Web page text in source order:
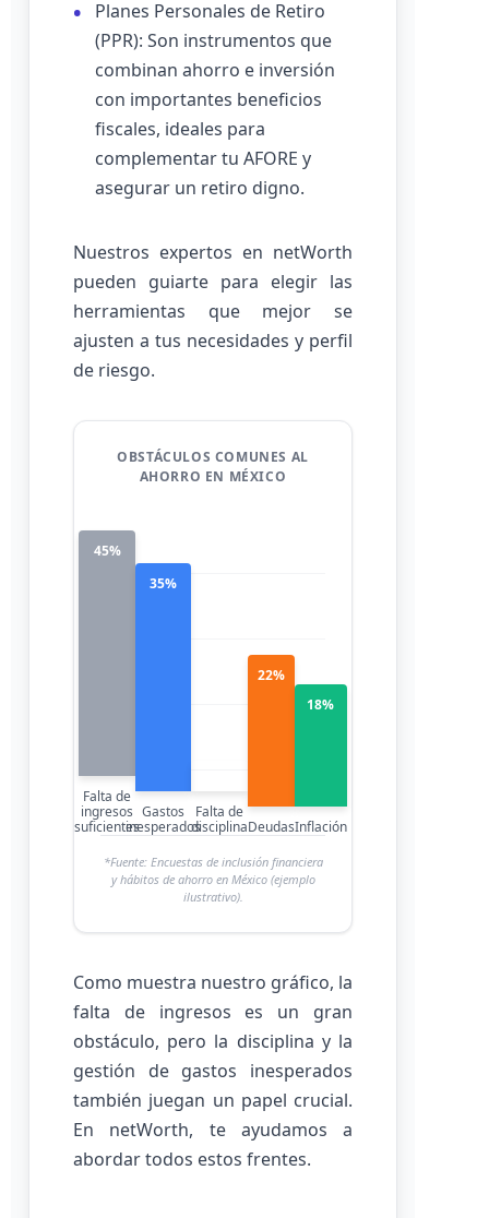
Planes Personales de Retiro
(PPR): Son instrumentos que
combinan ahorro e inversión
con importantes beneficios
fiscales, ideales para
complementar tu AFORE y
asegurar un retiro digno.
Nuestros expertos en netWorth
pueden guiarte para elegir las
herramientas que mejor se
ajusten a tus necesidades y perfil
de riesgo.
OBSTÁCULOS COMUNES AL
AHORRO EN MÉXICO
45%
Falta de
ingresos
suficientes
35%
Gastos
inesperados
Falta de
disciplina
22%
Deudas
18%
Inflación
*Fuente: Encuestas de inclusión financiera
y hábitos de ahorro en México (ejemplo
ilustrativo).
Como muestra nuestro gráfico, la
falta de ingresos es un gran
obstáculo, pero la disciplina y la
gestión de gastos inesperados
también juegan un papel crucial.
En netWorth, te ayudamos a
abordar todos estos frentes.